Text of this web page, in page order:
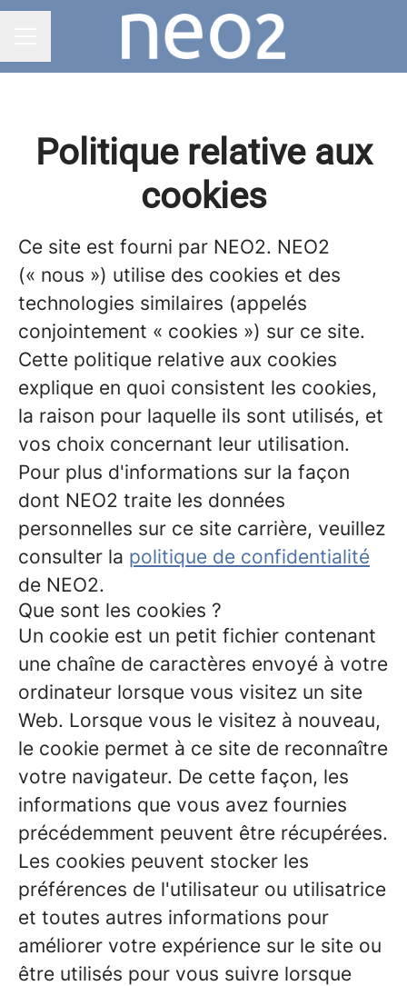
Politique relative aux
cookies
Ce site est fourni par NEO2. NEO2
(« nous ») utilise des cookies et des
technologies similaires (appelés
conjointement « cookies ») sur ce site.
Cette politique relative aux cookies
explique en quoi consistent les cookies,
la raison pour laquelle ils sont utilisés, et
vos choix concernant leur utilisation.
Pour plus d'informations sur la façon
dont NEO2 traite les données
personnelles sur ce site carrière, veuillez
consulter la politique de confidentialité
de NEO2.
Que sont les cookies ?
Un cookie est un petit fichier contenant
une chaîne de caractères envoyé à votre
ordinateur lorsque vous visitez un site
Web. Lorsque vous le visitez à nouveau,
le cookie permet à ce site de reconnaître
votre navigateur. De cette façon, les
informations que vous avez fournies
précédemment peuvent être récupérées.
Les cookies peuvent stocker les
préférences de l'utilisateur ou utilisatrice
et toutes autres informations pour
améliorer votre expérience sur le site ou
être utilisés pour vous suivre lorsque